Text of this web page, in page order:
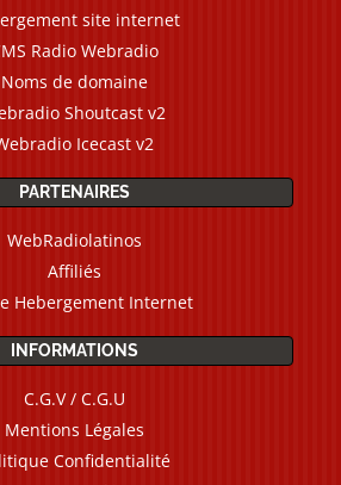
site internet
Radio Webradio
Noms de domaine
Shoutcast v2
Icecast v2
PARTENAIRES
WebRadiolatinos
Affiliés
Hebergement Internet
INFORMATIONS
C.G.V / C.G.U
Mentions Légales
Confidentialité